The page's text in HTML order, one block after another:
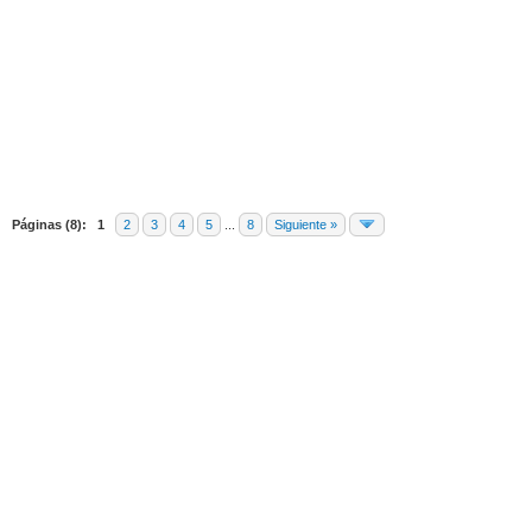
Páginas (8): 1 2 3 4 5 8 Siguiente »